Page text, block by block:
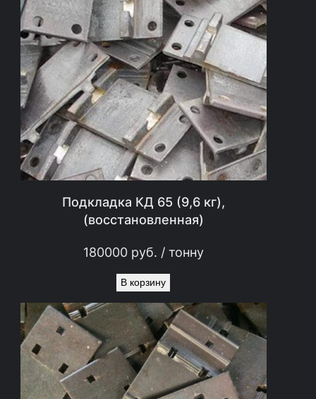
Подкладка КД 65 (9,6 кг),
(восстановленная)
180000руб. / тонну
В корзину